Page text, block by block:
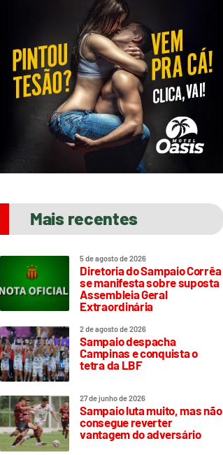
Mais recentes
5 de agosto de 2026
Diretoria do Sampaio Corrêa
se manifesta sobre suposta
Assembleia Geral
Extraordinária
2 de agosto de 2026
Sampaio despacha
Campinas e conquista o
tetra da LBF
27 de junho de 2026
Sampaio luta muito, mas não
consegue reverter
vantagem do adversário